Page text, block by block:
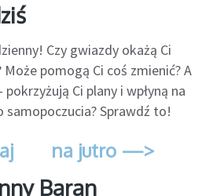
Czy gwiazdy okażą Ci
pomogą Ci coś zmienić? A
Ci plany i wpłyną na
Sprawdź to!
na jutro —>
Baran